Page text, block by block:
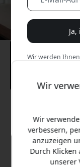
Wir
Wir
verbessern,
anzuzeigen
Durch Klicken
unserer
Wir werden
Nein,